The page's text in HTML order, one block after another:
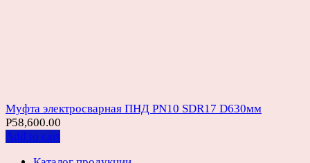
Муфта электросварная ПНД PN10 SDR17 D630мм
Р58,600.00
Add to cart